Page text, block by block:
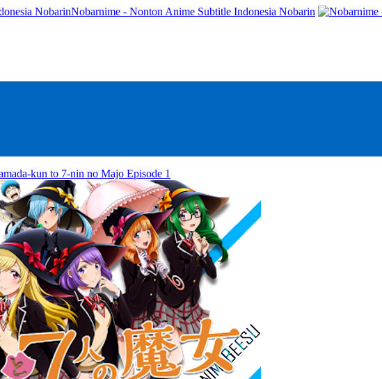
Nobarnime - Nonton Anime Subtitle Indonesia Nobarin
kun to 7-nin no Majo Episode 1